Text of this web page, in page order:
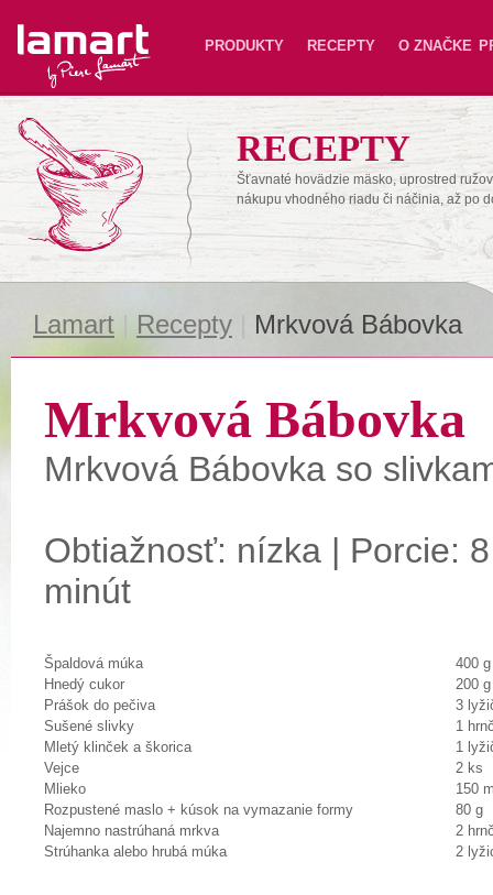
Lamart PRODUKTY RECEPTY O ZNAČKE
RECEPTY
Šťavnaté hovädzie mäsko, uprostred
nákupu vhodného riadu či náčinia, až po
Lamart Recepty Mrkvová Bábovka
Mrkvová Bábovka
Mrkvová Bábovka so
Obtiažnosť: nízka | Porcie:
minút
Špaldová múka
400 g
Hnedý cukor
200 g
Prášok do pečiva
3
Sušené slivky
1
Mletý klinček a škorica
1
Vejce
2 ks
Mlieko
150
Rozpustené maslo + kúsok na vymazanie formy
80 g
Najemno nastrúhaná mrkva
2
Strúhanka alebo hrubá múka
2